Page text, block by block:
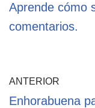
Aprende cómo
comentarios.
ANTERIOR
Enhorabuena